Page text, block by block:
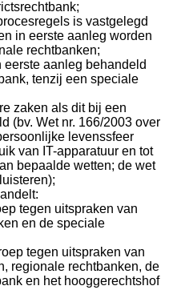
is vastgelegd
in eerste aanleg worden
rechtbanken;
aanleg behandeld
tenzij een speciale
zaken als dit bij een
(bv. Wet nr. 166/2003 over
levenssfeer
van IT-apparatuur en tot
bepaalde wetten; de wet
tegen uitspraken van
en de speciale
tegen uitspraken van
regionale rechtbanken, de
en het hooggerechtshof